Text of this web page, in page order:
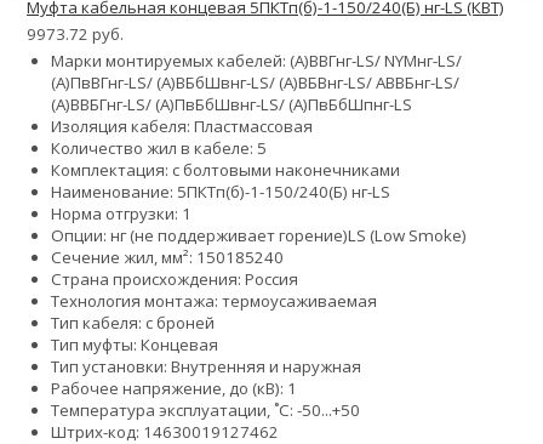
Муфта кабельная концевая 5ПКТп(б)-1-150/240(Б) нг-LS (КВТ)
9973.72 руб.
Марки монтируемых кабелей: (А)ВВГнг-LS/ NYMнг-LS/
(А)ПвВГнг-LS/ (А)ВБбШвнг-LS/ (А)ВБВнг-LS/ АВВБнг-LS/
(А)ВВБГнг-LS/ (А)ПвБбШвнг-LS/ (А)ПвБбШпнг-LS
Изоляция кабеля: Пластмассовая
Количество жил в кабеле: 5
Комплектация: с болтовыми наконечниками
Наименование: 5ПКТп(б)-1-150/240(Б) нг-LS
Норма отгрузки: 1
Опции: нг (не поддерживает горение)LS (Low Smoke)
Сечение жил, мм²: 150185240
Страна происхождения: Россия
Технология монтажа: термоусаживаемая
Тип кабеля: с броней
Тип муфты: Концевая
Тип установки: Внутренняя и наружная
Рабочее напряжение, до (кВ): 1
Температура эксплуатации, ˚С: -50...+50
Штрих-код: 14630019127462